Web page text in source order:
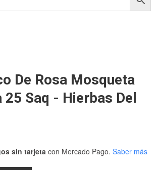
De Rosa Mosqueta
25 Saq - Hierbas Del
sin tarjeta con Mercado Pago. Saber más